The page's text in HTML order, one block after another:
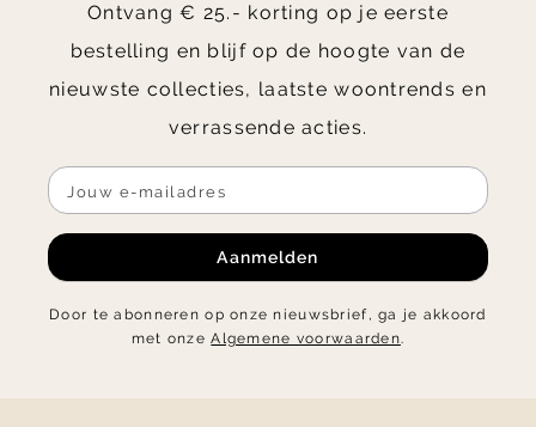
Ontvang € 25.- korting op je eerste
bestelling en blijf op de hoogte van de
nieuwste collecties, laatste woontrends en
verrassende acties.
Aanmelden
Door te abonneren op onze nieuwsbrief, ga je akkoord
met onzeAlgemene voorwaarden.